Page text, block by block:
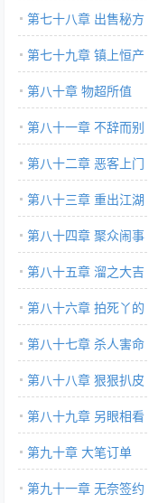
第七十八章 出售秘方
第七十九章 镇上恒产
第八十章 物超所值
第八十一章 不辞而别
第八十二章 恶客上门
第八十三章 重出江湖
第八十四章 聚众闹事
第八十五章 溜之大吉
第八十六章 拍死丫的
第八十七章 杀人害命
第八十八章 狠狠扒皮
第八十九章 另眼相看
第九十章 大笔订单
第九十一章 无奈签约